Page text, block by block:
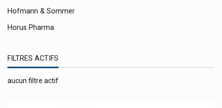
Hofmann & Sommer
Horus Pharma
Hra Pharma
Hsn Health Science Et Nutrition
FILTRES ACTIFS
aucun filtre actif